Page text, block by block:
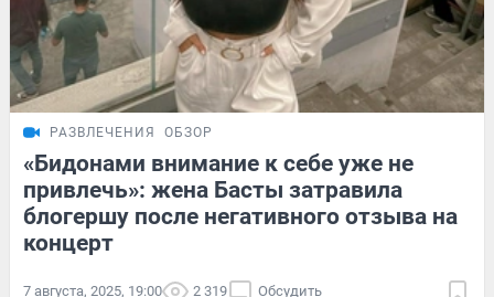
РАЗВЛЕЧЕНИЯ ОБЗОР
«Бидонами внимание к себе уже не
привлечь»: жена Басты затравила
блогершу после негативного отзыва на
концерт
7 августа, 2025, 19:00 2 319 Обсудить